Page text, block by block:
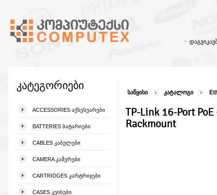
კატეგორიები
ACCESSORIES ᲐᲥᲡᲔᲡᲣᲐᲠᲔᲑᲘ
BATTERIES ᲑᲐᲢᲐᲠᲘᲔᲑᲘ
CABLES ᲙᲐᲑᲔᲚᲔᲑᲘ
CAMERA ᲙᲐᲛᲔᲠᲔᲑᲘ
CARTRIDGES ᲙᲐᲠᲢᲠᲘᲯᲔᲑᲘ
CASES ᲙᲔᲘᲡᲔᲑᲘ
საწყისი კატალოგი
TP-Link 16-Port
Rackmount